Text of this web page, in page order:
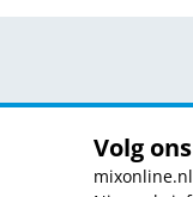
Volg ons
mixonline.nl